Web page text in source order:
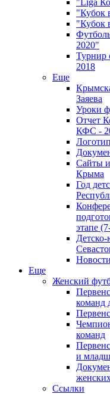
"Liga
"Кубок
"Кубок
2020"
Турнир
2018
Еще
Заяева
Уроки
Отчет
КФС -
Сайты
Крыма
Год
этапе
Еще
Женский
команд
команд
и
Ссылки